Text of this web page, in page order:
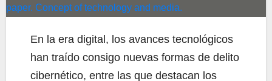
En la era digital, los avances tecnológicos
han traído consigo nuevas formas de delito
cibernético, entre las que destacan los